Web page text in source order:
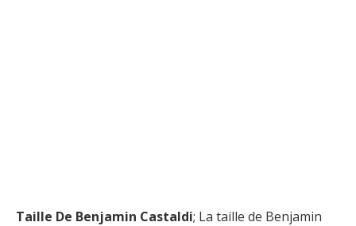
Taille De Benjamin Castaldi; La taille de Benjamin